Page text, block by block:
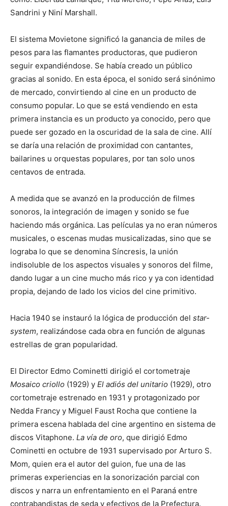
Sandrini y Niní Marshall.
El sistema Movietone significó la ganancia de miles de
pesos para las flamantes productoras, que pudieron
seguir expandiéndose. Se había creado un público
gracias al sonido. En esta época, el sonido será sinónimo
de mercado, convirtiendo al cine en un producto de
consumo popular. Lo que se está vendiendo en esta
primera instancia es un producto ya conocido, pero que
puede ser gozado en la oscuridad de la sala de cine. Allí
se daría una relación de proximidad con cantantes,
bailarines u orquestas populares, por tan solo unos
centavos de entrada.
A medida que se avanzó en la producción de filmes
sonoros, la integración de imagen y sonido se fue
haciendo más orgánica. Las películas ya no eran números
musicales, o escenas mudas musicalizadas, sino que se
lograba lo que se denomina Síncresis, la unión
indisoluble de los aspectos visuales y sonoros del filme,
dando lugar a un cine mucho más rico y ya con identidad
propia, dejando de lado los vicios del cine primitivo.
Hacia 1940 se instauró la lógica de producción del star-
system, realizándose cada obra en función de algunas
estrellas de gran popularidad.​
El Director Edmo Cominetti dirigió el cortometraje
Mosaico criollo (1929) y El adiós del unitario (1929), otro
cortometraje estrenado en 1931 y protagonizado por
Nedda Francy y Miguel Faust Rocha que contiene la
primera escena hablada del cine argentino en sistema de
discos Vitaphone. La vía de oro, que dirigió Edmo
Cominetti en octubre de 1931 supervisado por Arturo S.
Mom, quien era el autor del guion, fue una de las
primeras experiencias en la sonorización parcial con
discos y narra un enfrentamiento en el Paraná entre
contrabandistas de seda y efectivos de la Prefectura.